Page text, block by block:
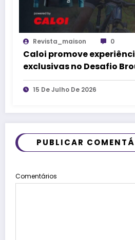
Revista_maison 0
Caloi promove
exclusivas no Desafio
Casa Branca (MG)
15 De Julho De 2026
PUBLICAR
Comentários